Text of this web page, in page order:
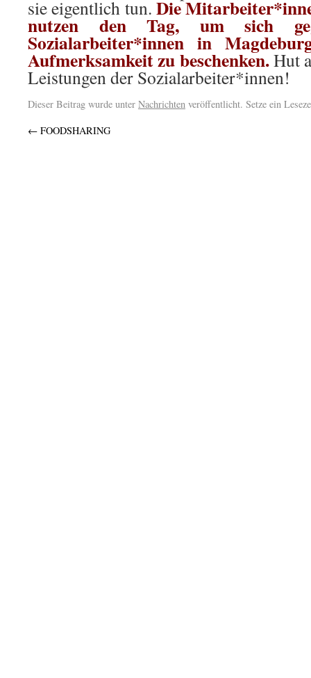
sie eigentlich tun. Die
nutzen den Tag, um sich
Sozialarbeiter*innen in
Aufmerksamkeit zu beschenken.Hut
Leistungen der Sozialarbeiter*innen!
Dieser Beitrag wurde unter Nachrichten veröffentlicht. Setze ein
← FOODSHARING